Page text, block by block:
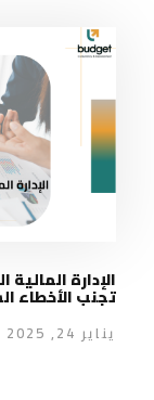
الإدارة
تجنب الأخطاء
يناير 24, 2025